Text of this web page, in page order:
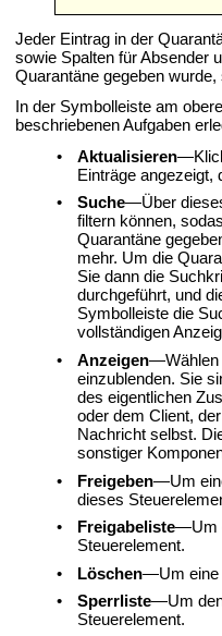
Jeder Eintrag in der
sowie Spalten für Absender
Quarantäne gegeben
In der Symbolleiste am
beschriebenen Aufgaben
•
Aktualisieren
Einträge angezeigt,
•
Suche—Über
filtern können,
Quarantäne
mehr. Um die
Sie dann die
durchgeführt, und
Symbolleiste die
vollständigen
•
Anzeigen—Wählen
einzublenden. Sie
des eigentlichen
oder dem Client,
Nachricht selbst.
sonstiger
•
Freigeben—Um
dieses
•
Freigabeliste—Um
Steuerelement.
•
Löschen—Um eine
•
Sperrliste—Um den
Steuerelement.